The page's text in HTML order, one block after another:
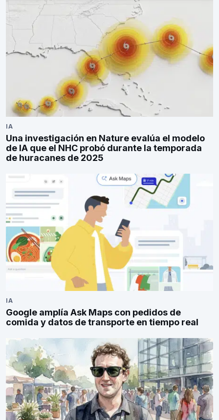
IA
Una investigación en Nature evalúa el modelo
de IA que el NHC probó durante la temporada
de huracanes de 2025
IA
Google amplía Ask Maps con pedidos de
comida y datos de transporte en tiempo real